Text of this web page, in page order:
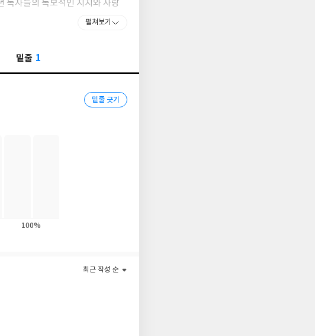
독자들의 독보적인 지지와 사랑
는 청소년의 성장을 보여 주고,
’을 짊어진 도희, 필우가 모여 각
며 억울해하기보다, 서로의 손을
감동을 준다. 삶의 무게 때문에 추
펼쳐보기
밑줄 1
밑줄 긋기
100%
최근 작성 순